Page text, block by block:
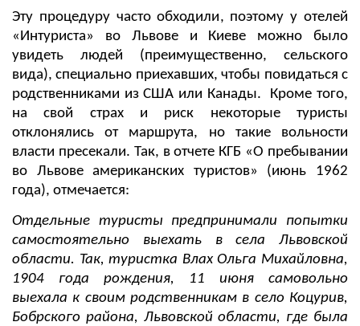
Эту процедуру часто обходили, поэтому у отелей
«Интуриста» во Львове и Киеве можно было
увидеть людей (преимущественно, сельского
вида), специально приехавших, чтобы повидаться с
родственниками из США или Канады. Кроме того,
на свой страх и риск некоторые туристы
отклонялись от маршрута, но такие вольности
власти пресекали. Так, в отчете КГБ «О пребывании
во Львове американских туристов» (июнь 1962
года), отмечается:
Отдельные туристы предпринимали попытки
самостоятельно выехать в села Львовской
области. Так, туристка Влах Ольга Михайловна,
1904 года рождения, 11 июня самовольно
выехала к своим родственникам в село Коцурив,
Бобрского района, Львовской области, где была